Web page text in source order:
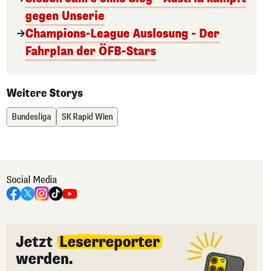
gegen Unserie
Champions-League Auslosung - Der
Fahrplan der ÖFB-Stars
Weitere Storys
Bundesliga SK Rapid Wien
Social Media
Jetzt Leserreporter
werden.